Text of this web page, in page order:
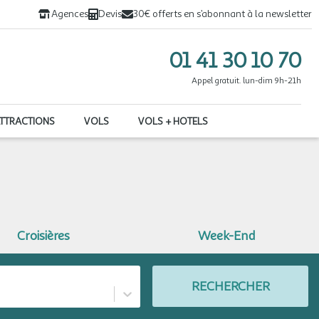
Agences Devis 30€ offerts en s’abonnant à la newsletter
01 41 30 10 70
Appel gratuit. lun-dim 9h-21h
VOLS VOLS + HOTELS
Croisières Week-End
RECHERCHER